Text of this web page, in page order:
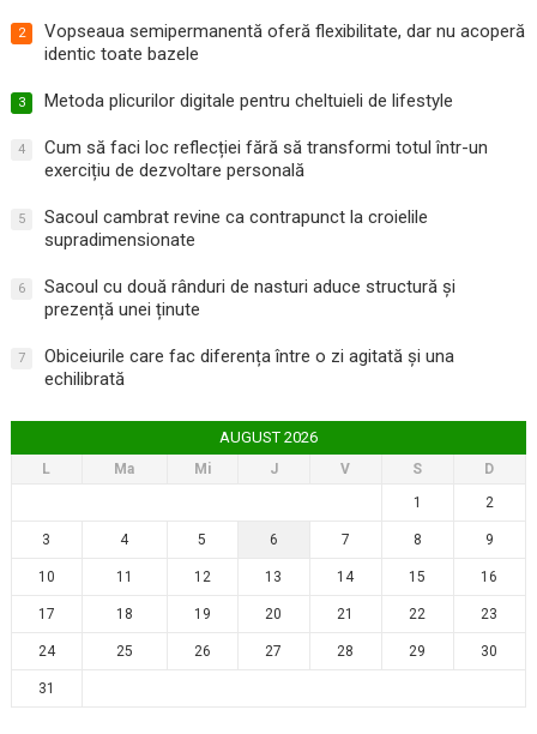
2
Vopseaua semipermanentă oferă flexibilitate, dar nu acoperă
identic toate bazele
3 Metoda plicurilor digitale pentru cheltuieli de lifestyle
4
Cum să faci loc reflecției fără să transformi totul într-un
exercițiu de dezvoltare personală
5
Sacoul cambrat revine ca contrapunct la croielile
supradimensionate
6
Sacoul cu două rânduri de nasturi aduce structură și
prezență unei ținute
7
Obiceiurile care fac diferența între o zi agitată și una
echilibrată
AUGUST 2026
L Ma Mi J V S
D
1
2
3 4 5 6 7 8 9
10 11 12 13 14 15 16
17 18 19 20 21 22 23
24 25 26 27 28 29 30
31